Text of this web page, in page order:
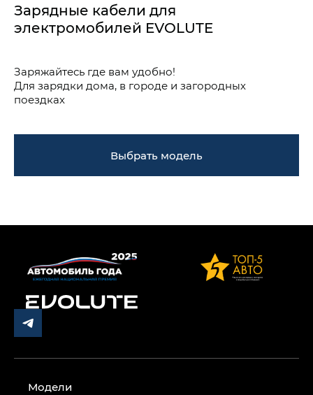
Зарядные кабели для
электромобилей EVOLUTE
Заряжайтесь где вам удобно!
Для зарядки дома, в городе и загородных
поездках
Выбрать модель
Модели